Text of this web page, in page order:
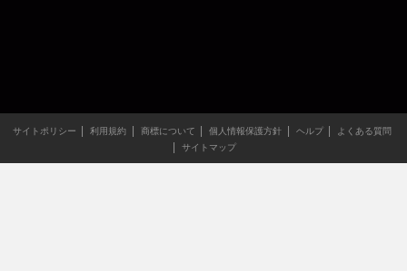
サイトポリシー 利用規約 商標について 個人情報保護方針 ヘルプ
よくある質問
サイトマップ